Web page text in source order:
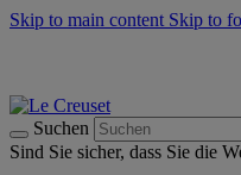
Skip to main content Skip to
Suchen
Sind Sie sicher, dass Sie die